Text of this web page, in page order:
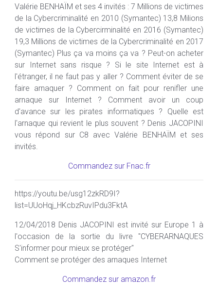
Valérie BENHAÏM et ses 4 invités : 7 Millions de victimes
de la Cybercriminalité en 2010 (Symantec) 13,8 Milions
de victimes de la Cybercirminalité en 2016 (Symantec)
19,3 Millions de victimes de la Cybercriminalité en 2017
(Symantec) Plus ça va moins ça va ? Peut-on acheter
sur Internet sans risque ? Si le site Internet est à
l'étranger, il ne faut pas y aller ? Comment éviter de se
faire arnaquer ? Comment on fait pour renifler une
arnaque sur Internet ? Comment avoir un coup
d'avance sur les pirates informatiques ? Quelle est
l'arnaque qui revient le plus souvent ? Denis JACOPINI
vous répond sur C8 avec Valérie BENHAÏM et ses
invités.
Commandez sur Fnac.fr
https://youtu.be/usg12zkRD9I?
list=UUoHqj_HKcbzRuvIPdu3FktA
12/04/2018 Denis JACOPINI est invité sur Europe 1 à
l'occasion de la sortie du livre "CYBERARNAQUES
S'informer pour mieux se protéger"
Comment se protéger des arnaques Internet
Commandez sur amazon.fr